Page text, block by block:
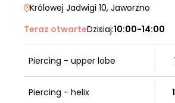
Królowej Jadwigi 10, Jaworzno
Teraz otwarteDzisiaj:10:00-14:00
Piercing - upper lobe
Piercing - helix